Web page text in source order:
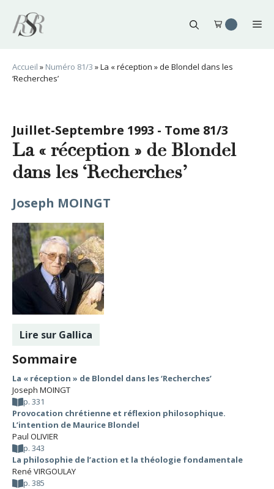
contenu
Accueil » Numéro 81/3 »La « réception » de Blondel dans les
‘Recherches’
Juillet-Septembre 1993 - Tome 81/3
La « réception » de Blondel
dans les ‘Recherches’
Joseph MOINGT
Lire sur Gallica
Sommaire
La « réception » de Blondel dans les ‘Recherches’
Joseph MOINGT
p. 331
Provocation chrétienne et réflexion philosophique.
L’intention de Maurice Blondel
Paul OLIVIER
p. 343
La philosophie de l’action et la théologie fondamentale
René VIRGOULAY
p. 385